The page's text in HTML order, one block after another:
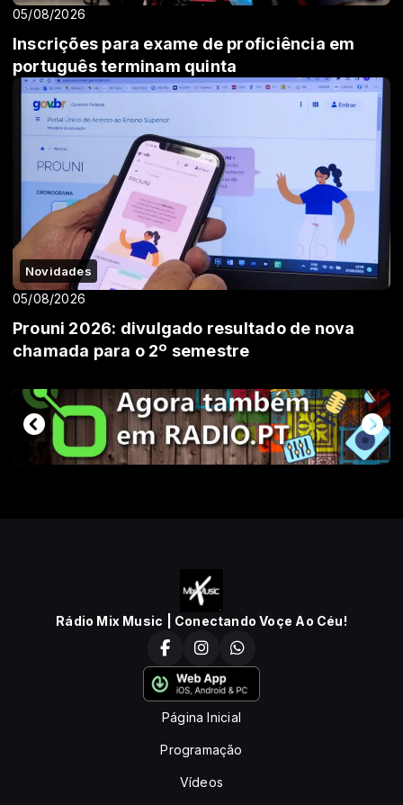
05/08/2026
Inscrições para exame de proficiência em
português terminam quinta
Novidades
05/08/2026
Prouni 2026: divulgado resultado de nova
chamada para o 2º semestre
Rádio Mix Music | Conectando Voçe Ao Céu!
Página Inicial
Programação
Vídeos